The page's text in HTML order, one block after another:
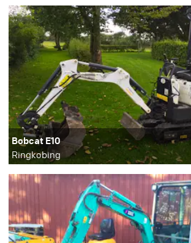
Bobcat E10
Ringkobing